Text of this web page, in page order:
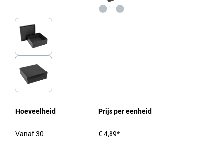
Hoeveelheid Prijs per eenheid
Vanaf30 € 4,89*